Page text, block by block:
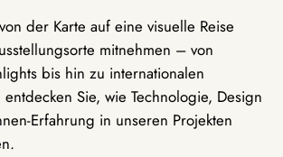
der Karte auf eine visuelle Reise
mitnehmen – von
bis hin zu internationalen
Sie, wie Technologie, Design
Erfahrung in unseren Projekten